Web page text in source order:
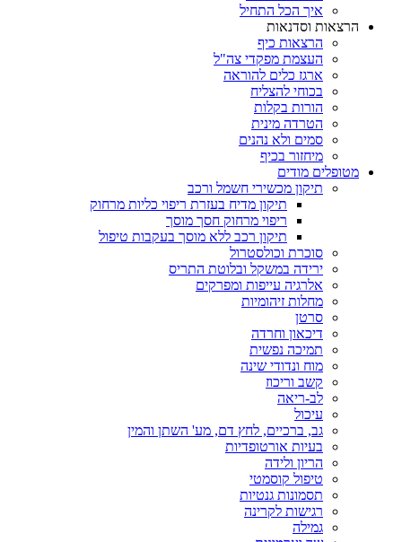
איך הכל התחיל
הרצאות וסדנאות
הרצאות כיף
העצמת מפקדי צה"ל
ארגז כלים להוראה
בכוחי להצליח
הורות בקלות
הטרדה מינית
סמים ולא נהנים
מיחזור בכיף
מטופלים מודים
תיקון מכשירי חשמל ורכב
תיקון מדיח בעזרת ריפוי כליות מרחוק
ריפוי מרחוק חסך מוסך
תיקון רכב ללא מוסך בעקבות טיפול
סוכרת וכולסטרול
ירידה במשקל ובלוטת התריס
אלרגיה עייפות ומפרקים
מחלות זיהומיות
סרטן
דיכאון וחרדה
תמיכה נפשית
מוח ונדודי שינה
קשב וריכוז
לב-ריאה
עיכול
גב, ברכיים, לחץ דם, מע' השתן והמין
בעיות אורטופדיות
הריון ולידה
טיפול קוסמטי
תסמונות גנטיות
רגישות לקרינה
גמילה